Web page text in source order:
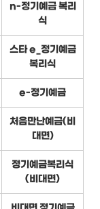
n-정기예금 복리
식
스타 e_정기예금
복리식
e-정기예금
처음만난예금(비
대면)
정기예금복리식
(비대면)